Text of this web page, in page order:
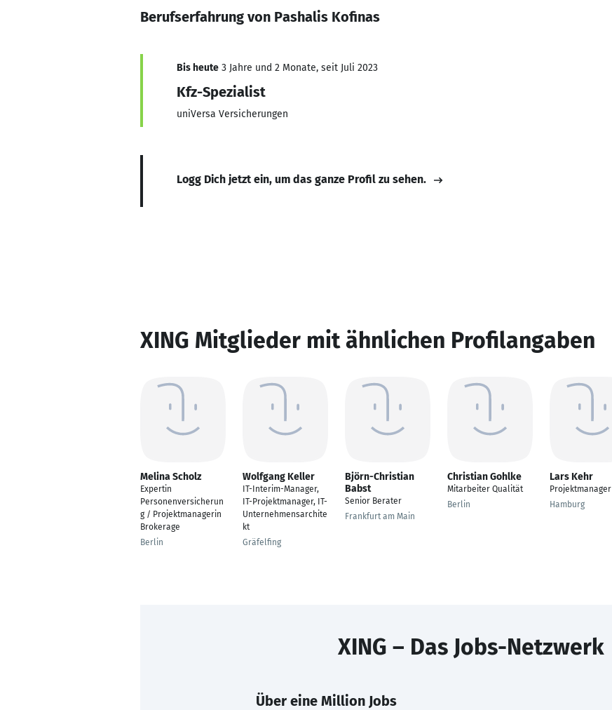
Berufserfahrung von Pashalis Kofinas
Bis heute 3 Jahre und 2 Monate, seit Juli 2023
Kfz-Spezialist
uniVersa Versicherungen
Logg Dich jetzt ein, um das ganze Profil zu sehen.
XING Mitglieder mit ähnlichen Profilangaben
Melina Scholz
Expertin
Personenversicherun
g / Projektmanagerin
Brokerage
Berlin
Wolfgang Keller
IT-Interim-Manager,
IT-Projektmanager, IT-
Unternehmensarchite
kt
Gräfelfing
Björn-Christian
Babst
Senior Berater
Frankfurt am Main
Christian Gohlke
Mitarbeiter Qualität
Berlin
Lars Kehr
Projektmanager
Hamburg
XING – Das Jobs-Netzwerk
Über eine Million Jobs